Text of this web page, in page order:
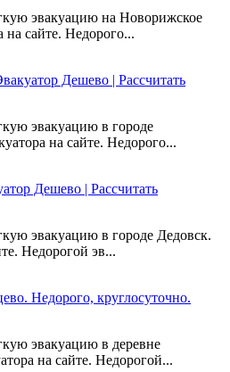
эвакуацию на Новорижское
на сайте. Недорого...
Дешево | Рассчитать
эвакуацию в городе
на сайте. Недорого...
Дешево | Рассчитать
эвакуацию в городе Дедовск.
Недорогой эв...
Недорого, круглосуточно.
эвакуацию в деревне
на сайте. Недорогой...